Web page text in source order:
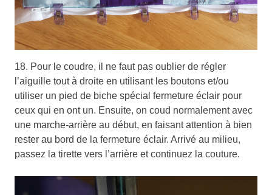
18. Pour le coudre, il ne faut pas oublier de régler
l’aiguille tout à droite en utilisant les boutons et/ou
utiliser un pied de biche spécial fermeture éclair pour
ceux qui en ont un. Ensuite, on coud normalement avec
une marche-arrière au début, en faisant attention à bien
rester au bord de la fermeture éclair. Arrivé au milieu,
passez la tirette vers l’arrière et continuez la couture.